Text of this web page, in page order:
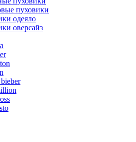
пуховики
одеяло
оверсайз